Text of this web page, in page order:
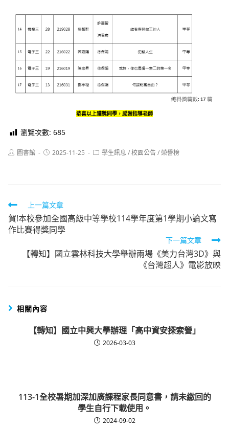
恭喜以上獲獎同學，感謝指導老師
瀏覽次數: 685
Post圖書館
Post2025-11-25
Post學生訊息 /校園公告/榮譽榜
Read
more
articles
上一篇文章
賀!本校參加全國高級中等學校114學年度第1學期小論文寫
作比賽得獎同學
下一篇文章
【轉知】國立雲林科技大學舉辦兩場《美力台灣3D》與
《台灣超人》電影放映
相關內容
【轉知】國立中興大學辦理「高中資安探索營」
2026-03-03
113-1全校暑期加深加廣課程家長同意書，請未繳回的
學生自行下載使用。
2024-09-02